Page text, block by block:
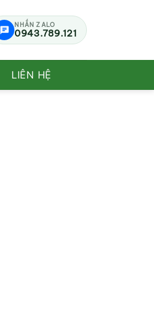
NHẮN ZALO
0943.789.121
LIÊN HỆ